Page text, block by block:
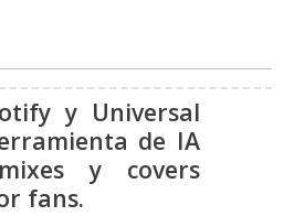
y Universal
de IA
y covers
fans.